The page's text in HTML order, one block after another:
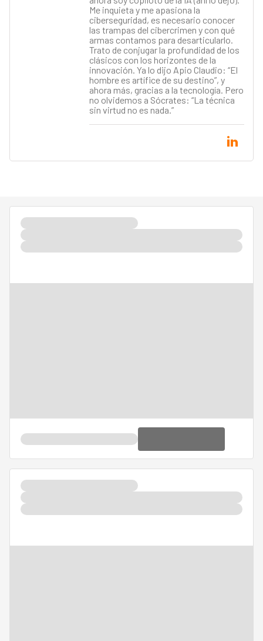
Me inquieta y me apasiona la
ciberseguridad, es necesario conocer
las trampas del cibercrimen y con qué
armas contamos para desarticularlo.
Trato de conjugar la profundidad de los
clásicos con los horizontes de la
innovación. Ya lo dijo Apio Claudio: “El
hombre es artífice de su destino”, y
ahora más, gracias a la tecnología. Pero
no olvidemos a Sócrates: “La técnica
sin virtud no es nada.”